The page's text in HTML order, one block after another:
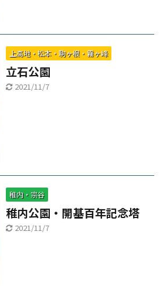
上高地・松本・駒ヶ根・霧ヶ峰
立石公園
2021/11/7
稚内・宗谷
稚内公園・開基百年記念塔
2021/11/7